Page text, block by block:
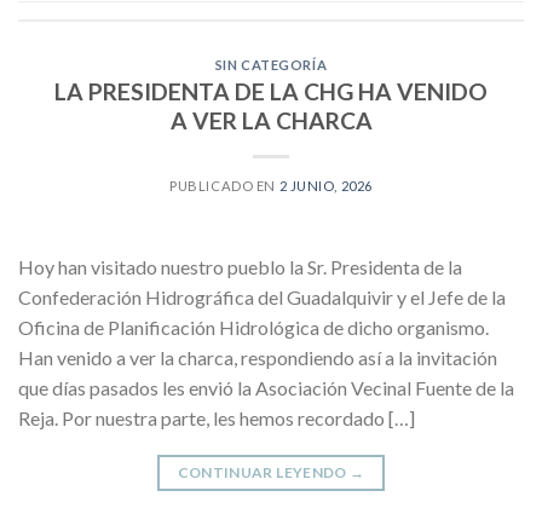
SIN CATEGORÍA
LA PRESIDENTA DE LA CHG HA VENIDO
A VER LA CHARCA
PUBLICADO EN 2 JUNIO, 2026
Hoy han visitado nuestro pueblo la Sr. Presidenta de la
Confederación Hidrográfica del Guadalquivir y el Jefe de la
Oficina de Planificación Hidrológica de dicho organismo.
Han venido a ver la charca, respondiendo así a la invitación
que días pasados les envió la Asociación Vecinal Fuente de la
Reja. Por nuestra parte, les hemos recordado […]
CONTINUAR LEYENDO →